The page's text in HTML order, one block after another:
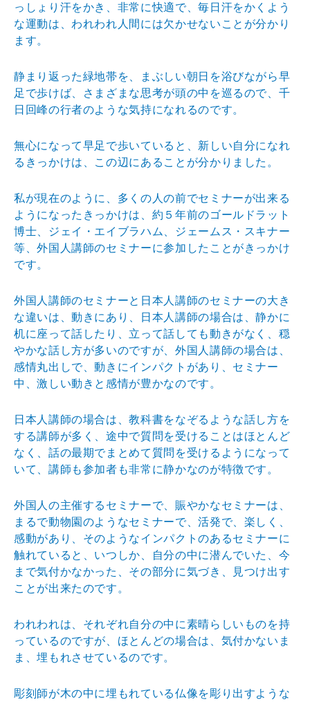
っしょり汗をかき、非常に快適で、毎日汗をかくよう
な運動は、われわれ人間に は欠かせないことが分かり
ます。
静まり返った緑地帯を、まぶしい朝日を浴びながら早
足で歩けば、さまざまな思考が頭の中を巡るので、千
日回峰の行者のような気持になれるのです。
無心になって早足で歩いていると、新しい自分になれ
るき っかけは、この辺にあることが分かりました。
私が現在のように、多くの人の前でセミナーが出来る
よう になったきっかけは、約５年前のゴールドラット
博士、ジ ェイ・エイブラハム、ジェームス・スキナー
等、外国人講師のセミナーに参加したことがきっかけ
です。
外国人講師のセミナーと日本人講師のセミナーの大き
な違いは、動きにあり、日本人講師の場合は、静かに
机に座って話したり、立って話しても動きがなく、穏
やかな話し方が多いのですが、外国人講師の場合は、
感情丸出しで、動 きにインパクトがあり、セミナー
中、激しい動きと感情が豊かなのです。
日本人講師の場合は、教科書をなぞるような話し方を
する講師が多く、途中で質問を受けることはほとんど
なく、話の最期でまとめて質問を受けるようになって
いて、講師も参加者も非常に静かなのが特徴です。
外国人の主催するセミナーで、賑やかなセミナーは、
まるで動物園のようなセミナーで、活発で、楽しく、
感動があ り、そのようなインパクトのあるセミナーに
触れていると
、いつしか、自分の中に潜んでいた、今
まで気付かなかっ た、その部分に気づき、見つけ出す
ことが出来たのです。
われわれは、それぞれ自分の中に素晴らしいものを持
っているのですが、ほとんどの場合は、気付かないま
ま、埋もれさせているのです。
彫刻師が木の中に埋もれている仏像を彫り出すような